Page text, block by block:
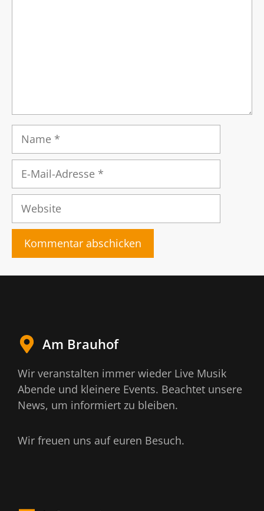
Name
Mail-
Adresse
Website
Am Brauhof
Wir veranstalten immer wieder Live Musik
Abende und kleinere Events. Beachtet unsere
News, um informiert zu bleiben.
Wir freuen uns auf euren Besuch.